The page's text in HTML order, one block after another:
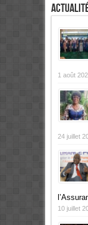
1 août
24 juillet
10 juillet